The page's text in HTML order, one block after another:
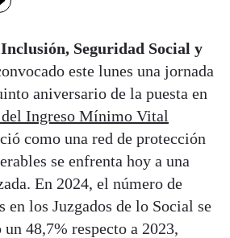
Seguridad Social y
este lunes una jornada
aniversario de la puesta en
Ingreso Mínimo Vital
como una red de protección
se enfrenta hoy a una
En 2024, el número de
en los Juzgados de lo Social se
48,7% respecto a 2023,